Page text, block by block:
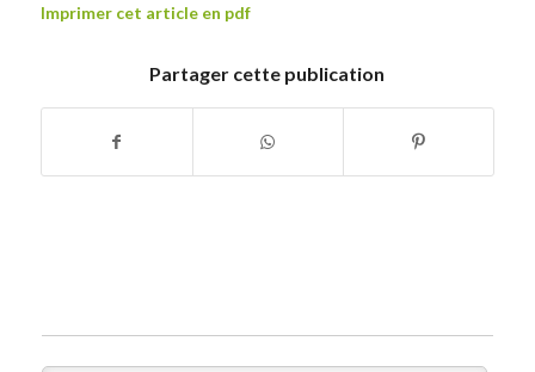
Imprimer cet article en pdf
Partager cette publication